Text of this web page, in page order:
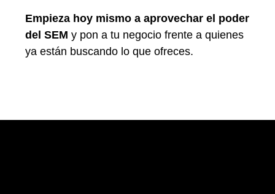
Empieza hoy mismo a aprovechar el poder
del SEM y pon a tu negocio frente a quienes
ya están buscando lo que ofreces.